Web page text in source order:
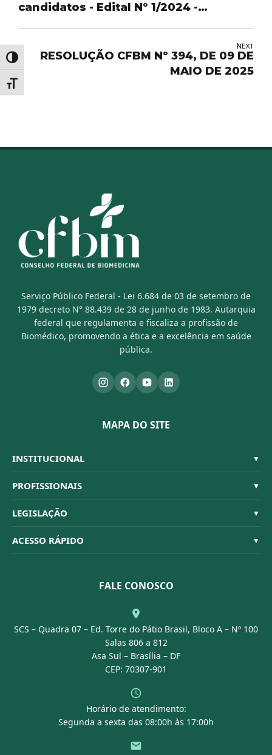
Alternar alto contraste
Alternar tamanho da fonte
candidatos - Edital Nº 1/2024 -
NEXT
RESOLUÇÃO CFBM Nº 394, DE 09 DE
MAIO DE 2025
Serviço Público Federal - Lei 6.684 de 03 de setembro de
1979 decreto N° 88.439 de 28 de junho de 1983. Autarquia
federal que regulamenta e fiscaliza a profissão de
Biomédico, promovendo a ética e a excelência em saúde
pública.
MAPA DO SITE
INSTITUCIONAL ▼
Sistema CFBM
Quem Somos
Organograma
Conselheiros
PROFISSIONAIS ▼
Habilitações
Código de Ética
Dúvidas Frequentes
LEGISLAÇÃO ▼
Resoluções
ACESSO RÁPIDO ▼
Portal Transparência
FALE CONOSCO
SCS – Quadra 07 – Ed. Torre do Pátio Brasil, Bloco A – Nº 100
Salas 806 a 812
Asa Sul – Brasília – DF
CEP: 70307-901
Horário de atendimento:
Segunda a sexta das 08:00h às 17:00h